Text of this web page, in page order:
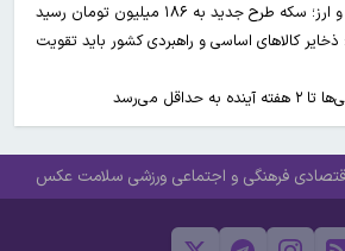
جدید به ۱۸۶ میلیون تومان رسید
کالاهای اساسی و راهبردی کشور باید تقویت
می‌رسد
فرهنگی و اجتماعی ورزشی سلامت عکس